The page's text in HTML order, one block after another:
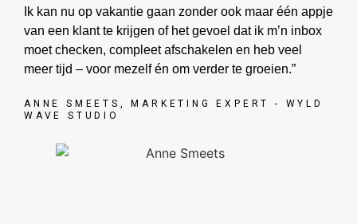
Ik kan nu op vakantie gaan zonder ook maar één appje
van een klant te krijgen of het gevoel dat ik m’n inbox
moet checken, compleet afschakelen en heb veel
meer tijd – voor mezelf én om verder te groeien.”
ANNE SMEETS, MARKETING EXPERT - WYLD
WAVE STUDIO